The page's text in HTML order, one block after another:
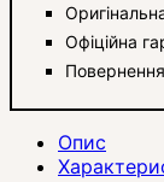
Офіційна
Повернення
Опис